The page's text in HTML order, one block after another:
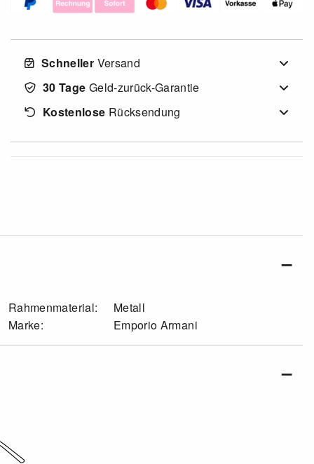
Schneller Versand
30 Tage Geld-zurück-Garantie
Kostenlose Rücksendung
Rahmenmaterial:
Metall
Marke:
Emporio Armani